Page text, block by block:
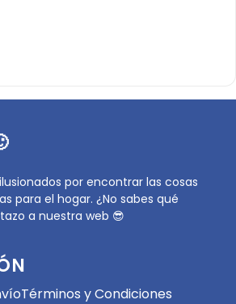
por encontrar las cosas
para el hogar. ¿No sabes qué
a nuestra web 😎
Términos y Condiciones